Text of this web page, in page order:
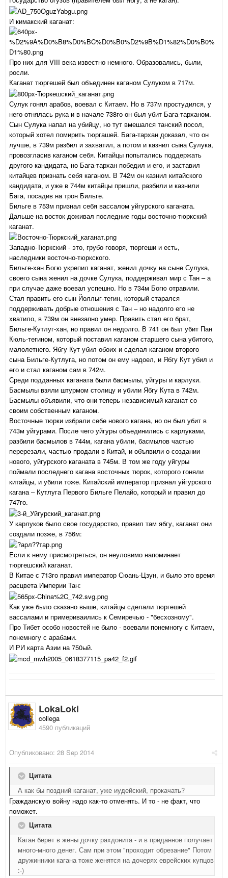
И кимакский каганат:
Про них для VIII века известно немного. Образовались, были,
росли.
Каганат тюргешей был объединен каганом Сулуком в 717м.
Сулук гонял арабов, воевал с Китаем. Но в 737м простудился, у
него отнялась рука и в начале 738го он был убит Бага-тарханом.
Сын Сулука напал на убийцу, но тут вмешался танский посол,
который хотел помирить тюргашей. Бага-тархан доказал, что он
лучше, в 739м разбил и захватил, а потом и казнил сына Сулука,
провозгласив каганом себя. Китайцы попытались поддержать
другого кандидата, но Бага-тархан победил и его, и заставил
китайцев признать себя каганом. В 742м он казнил китайского
кандидата, и уже в 744м китайцы пришли, разбили и казнили
Бага, посадив на трон Бильге.
Бильге в 753м признал себя вассалом уйгурского каганата.
Дальше на восток доживал последние годы восточно-тюркский
каганат.
Западно-Тюркский - это, грубо говоря, тюргеши и есть,
наследники восточно-тюркского.
Бильге-хан Богю укрепил каганат, женил дочку на сыне Сулука,
своего сына женил на дочке Сулука, поддерживал мир с Тан – а
при случае даже воевал успешно. Но в 734м Богю отравили.
Стал править его сын Йоллыг-тегин, который старался
поддерживать добрые отношения с Тан – но надолго его не
хватило, в 739м он внезапно умер. Править стал его брат,
Бильге-Кутлуг-хан, но правил он недолго. В 741 он был убит Пан
Кюль-тегином, который поставил каганом старшего сына убитого,
малолетнего. Ябгу Кут убил обоих и сделал каганом второго
сына Бильге-Кутлуга, но потом он ему надоел, и Ябгу Кут убил и
его и стал каганом сам в 742м.
Среди подданных каганата были басмылы, уйгуры и карлуки.
Басмылы взяли штурмом столицу и убили Ябгу Кута в 742м.
Басмылы объявили, что они теперь независимый каганат со
своим собственным каганом.
Восточные тюрки избрали себе нового кагана, но он был убит в
743м уйгурами. После чего уйгуры объединились с карлуками,
разбили басмылов в 744м, кагана убили, басмылов частью
перерезали, частью продали в Китай, и объявили о создании
нового, уйгурского каганата в 745м. В том же году уйгуры
поймали последнего кагана восточных тюрок, которого гоняли
китайцы, и убили тоже. Китайский император признал уйгурского
кагана – Кутлуга Первого Бильге Пелайо, который и правил до
747го.
У карлуков было свое государство, правил там ябгу, каганат они
создали позже, в 756м:
Если к нему присмотреться, он неуловимо напоминает
тюргешский каганат.
В Китае с 713го правил император Сюань-Цзун, и было это время
расцвета Империи Тан:
Как уже было сказано выше, китайцы сделали тюргешей
вассалами и примериваились к Семиречью - "бесхозному".
Про Тибет особо новостей не было - воевали понемногу с Китаем,
понемногу с арабами.
И РИ карта Азии на 750ый.
LokaLoki
collega
4590 публикаций
Опубликовано: 28 Sep 2014
Цитата
А как бы поздний каганат, уже иудейский, прокачать?
Гражданскую войну надо как-то отменять. И то - не факт, что
поможет.
Цитата
Каган берет в жены дочку рахдонита - и в приданное получает
много-много денег. Сам при этом "проходит обрезание" Потом
дружинники кагана тоже женятся на дочерях еврейских купцов
:-)